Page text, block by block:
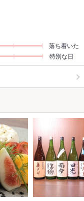
落ち着いた
特別な日